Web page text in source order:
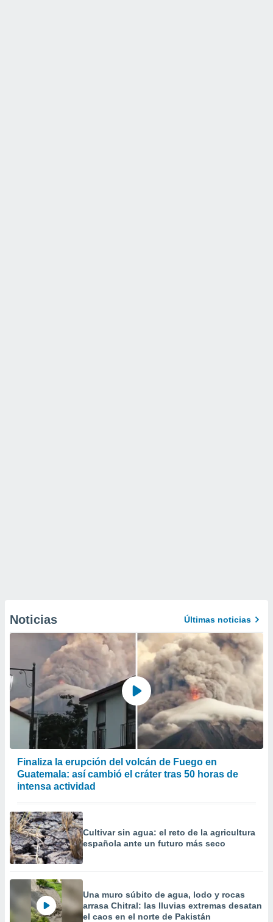
Noticias Últimas noticias
Finaliza la erupción del volcán de Fuego en
Guatemala: así cambió el cráter tras 50 horas de
intensa actividad
Cultivar sin agua: el reto de la agricultura
española ante un futuro más seco
Una muro súbito de agua, lodo y rocas
arrasa Chitral: las lluvias extremas desatan
el caos en el norte de Pakistán